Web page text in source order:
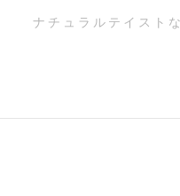
ナチュラルテイスト